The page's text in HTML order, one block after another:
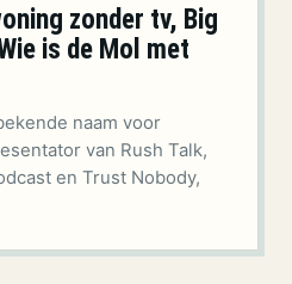
zonder tv, Big
is de Mol met
naam voor
van Rush Talk,
en Trust Nobody,